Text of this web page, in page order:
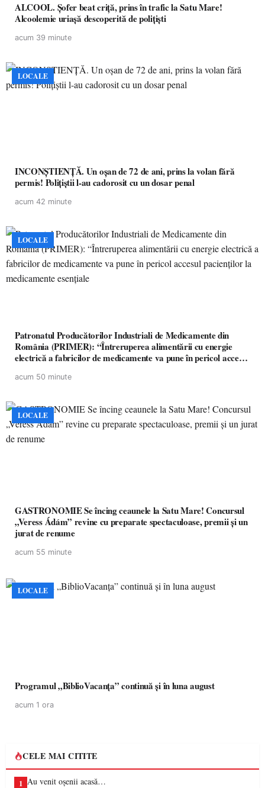
ALCOOL. Șofer beat criță, prins în trafic la Satu Mare!
Alcoolemie uriașă descoperită de polițiști
acum 39 minute
LOCALE
INCONȘTIENȚĂ. Un oșan de 72 de ani, prins la volan fără
permis! Polițiștii l-au cadorosit cu un dosar penal
acum 42 minute
LOCALE
Patronatul Producătorilor Industriali de Medicamente din
România (PRIMER): “Întreruperea alimentării cu energie
electrică a fabricilor de medicamente va pune în pericol accesul
acum 50 minute
LOCALE
GASTRONOMIE Se încing ceaunele la Satu Mare! Concursul
„Veress Ádám” revine cu preparate spectaculoase, premii și un
jurat de renume
acum 55 minute
LOCALE
Programul „BiblioVacanța” continuă și în luna august
acum 1 ora
CELE MAI CITITE
1 Au venit oșenii acasă…